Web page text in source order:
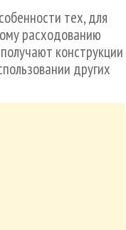
тех, для
расходованию
конструкции
других